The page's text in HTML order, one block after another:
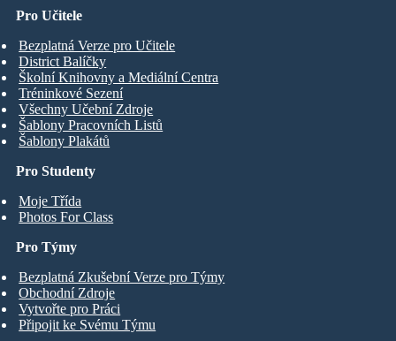
Pro Studenty
Moje Třída
Photos For Class
Pro Učitele
Bezplatná Verze pro Učitele
District Balíčky
Školní Knihovny a Mediální Centra
Tréninkové Sezení
Všechny Učební Zdroje
Šablony Pracovních Listů
Šablony Plakátů
Pro Týmy
Bezplatná Zkušební Verze pro Týmy
Obchodní Zdroje
Vytvořte pro Práci
Připojit ke Svému Týmu